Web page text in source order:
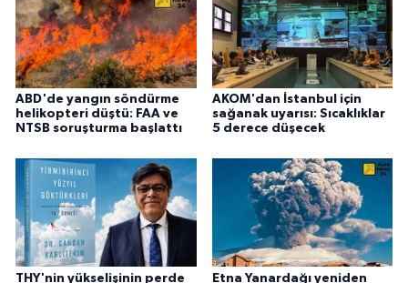
ABD'de yangın söndürme
helikopteri düştü: FAA ve
NTSB soruşturma başlattı
AKOM'dan İstanbul için
sağanak uyarısı: Sıcaklıklar
5 derece düşecek
THY'nin yükselişinin perde Etna Yanardağı yeniden